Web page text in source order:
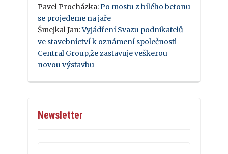
Pavel Procházka:Po mostu z bílého betonu
se projedeme na jaře
Šmejkal Jan:Vyjádření Svazu podnikatelů
ve stavebnictví k oznámení společnosti
Central Group,že zastavuje veškerou
novou výstavbu
Newsletter